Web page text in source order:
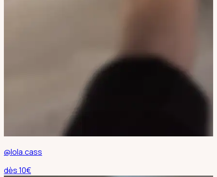
@lola.cass
dès10€